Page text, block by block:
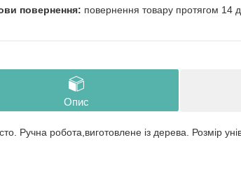
повернення товару протягом 14
Опис
Ручна робота,виготовлене із дерева. Розмір